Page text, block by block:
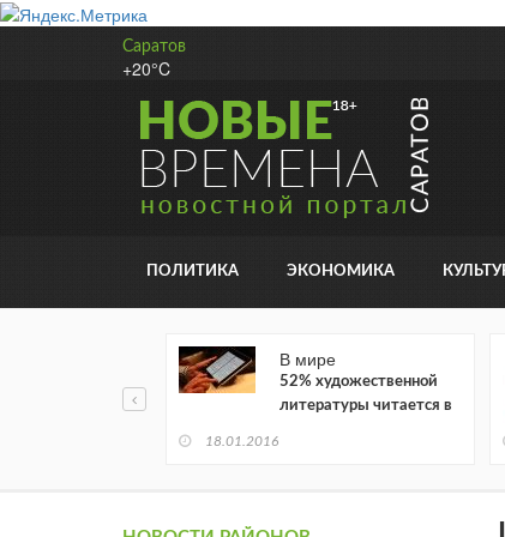
Саратов
+20°C
ПОЛИТИКА ЭКОНОМИКА
В мире
52% художественной
литературы читается в
18.01.2016